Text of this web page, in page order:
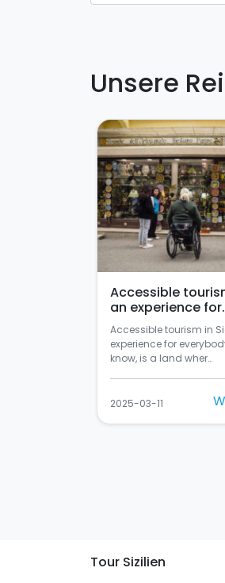
Unsere
Accessible
an experience for
everybody
Accessible tourism in
experience for
know, is a land wher…
2025-03-11
Tour Sizilien